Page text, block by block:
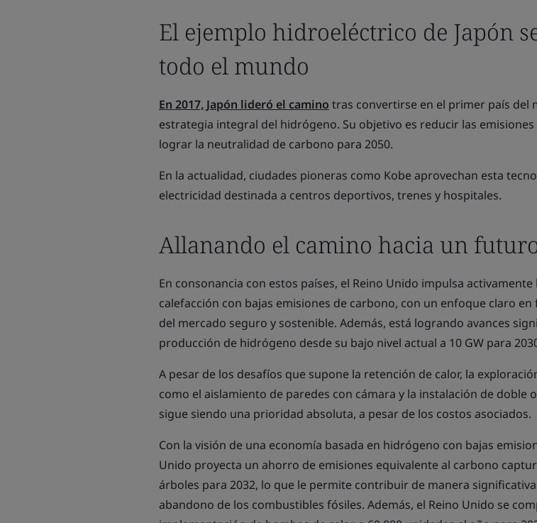
El ejemplo hidroeléctrico de Japón
todo el mundo
En 2017, Japón lideró el camino tras convertirse en el primer país del
estrategia integral del hidrógeno. Su objetivo es reducir las emisiones
lograr la neutralidad de carbono para 2050.
En la actualidad, ciudades pioneras como Kobe aprovechan esta
electricidad destinada a centros deportivos, trenes y hospitales.
Allanando el camino hacia un
En consonancia con estos países, el Reino Unido impulsa
calefacción con bajas emisiones de carbono, con un enfoque claro
del mercado seguro y sostenible. Además, está logrando avances
producción de hidrógeno desde su bajo nivel actual a 10 GW para
A pesar de los desafíos que supone la retención de calor, la
como el aislamiento de paredes con cámara y la instalación de doble
sigue siendo una prioridad absoluta, a pesar de los costos asociados.
Con la visión de una economía basada en hidrógeno con bajas
Unido proyecta un ahorro de emisiones equivalente al carbono
árboles para 2032, lo que le permite contribuir de manera
abandono de los combustibles fósiles. Además, el Reino Unido se